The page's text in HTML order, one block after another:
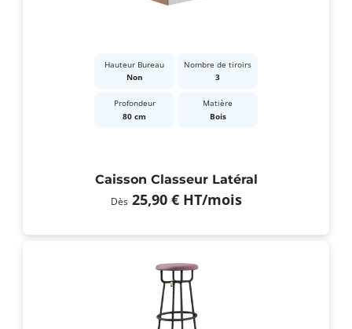
Hauteur Bureau
Non
Nombre de tiroirs
3
Profondeur
80 cm
Matière
Bois
Caisson Classeur Latéral
Dès 25,90 € HT/mois